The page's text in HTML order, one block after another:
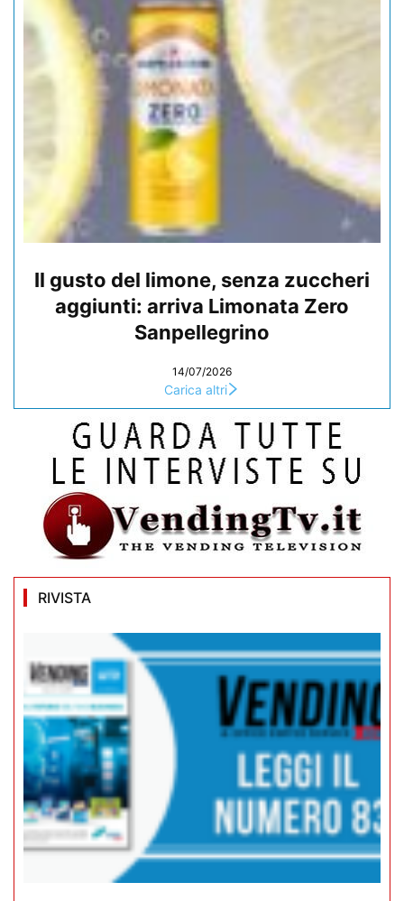
Il gusto del limone, senza zuccheri
aggiunti: arriva Limonata Zero
Sanpellegrino
14/07/2026
Carica altri
RIVISTA